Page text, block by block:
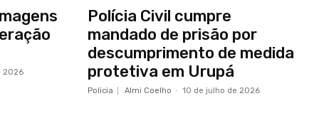
2026
Polícia Civil cumpre
mandado de prisão por
descumprimento de medida
protetiva em Urupá
Policia Almi Coelho - 10 de julho de 2026